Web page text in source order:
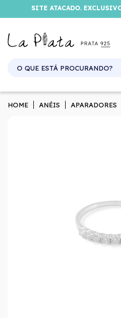
SITE ATACADO.
HOME ANÉIS APARADORES